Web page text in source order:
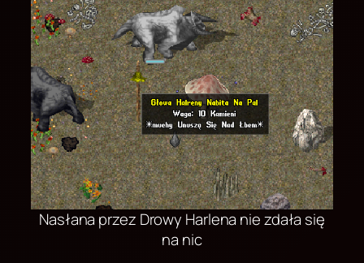
Nasłana przez Drowy Harlena nie zdała się
na nic